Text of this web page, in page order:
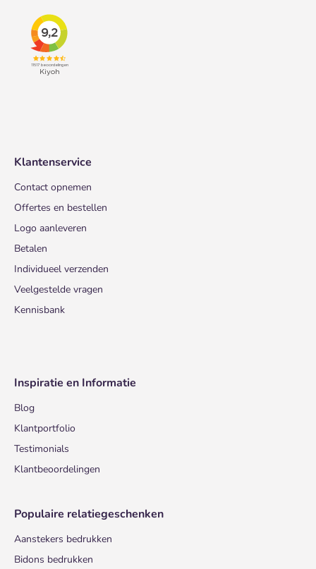
Klantenservice
Contact opnemen
Offertes en bestellen
Logo aanleveren
Betalen
Individueel verzenden
Veelgestelde vragen
Kennisbank
Inspiratie en Informatie
Blog
Klantportfolio
Testimonials
Klantbeoordelingen
Populaire relatiegeschenken
Aanstekers bedrukken
Bidons bedrukken